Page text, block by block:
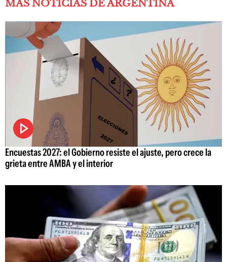
MÁS NOTICIAS DE ARGENTINA
Encuestas 2027: el Gobierno resiste el ajuste, pero crece la
grieta entre AMBA y el interior